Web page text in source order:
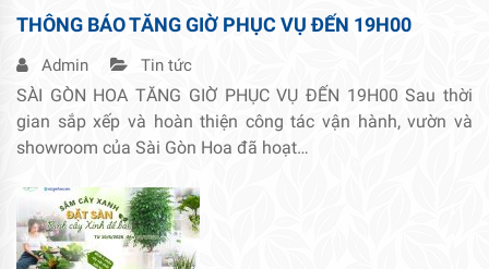
THÔNG BÁO TĂNG GIỜ PHỤC VỤ ĐẾN 19H00
Admin Tin tức
SÀI GÒN HOA TĂNG GIỜ PHỤC VỤ ĐẾN 19H00 Sau thời
gian sắp xếp và hoàn thiện công tác vận hành, vườn và
showroom của Sài Gòn Hoa đã hoạt…